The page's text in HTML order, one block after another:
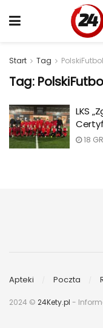
Start Tag PolskiFutbol
Tag:
LKS
18
Apteki Poczta
2024 © 24Kety.pl -